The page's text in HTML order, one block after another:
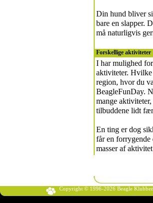
Din hund bliver
bare en slapper.
må naturligvis
Forskellige aktiviteter
I har mulighed
aktiviteter.
region, hvor du
BeagleFunDay.
mange
tilbuddene lidt
En ting er dog
får en forrygende
masser af
Copyright © 1996-2026 Beagle Klubben.